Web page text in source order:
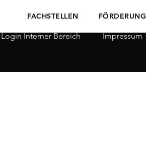
FACHSTELLEN FÖRDERUNG
Login Interner Bereich Impressum